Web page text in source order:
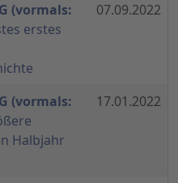
(vormals:
erstes
07.09.2022
(vormals:
Halbjahr
17.01.2022